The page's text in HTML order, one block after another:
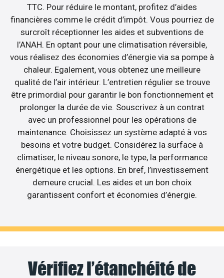
TTC. Pour réduire le montant, profitez d’aides
financières comme le crédit d’impôt. Vous pourriez de
surcroît réceptionner les aides et subventions de
l’ANAH. En optant pour une climatisation réversible,
vous réalisez des économies d’énergie via sa pompe à
chaleur. Egalement, vous obtenez une meilleure
qualité de l’air intérieur. L’entretien régulier se trouve
être primordial pour garantir le bon fonctionnement et
prolonger la durée de vie. Souscrivez à un contrat
avec un professionnel pour les opérations de
maintenance. Choisissez un système adapté à vos
besoins et votre budget. Considérez la surface à
climatiser, le niveau sonore, le type, la performance
énergétique et les options. En bref, l’investissement
demeure crucial. Les aides et un bon choix
garantissent confort et économies d’énergie.
Vérifiez l’étanchéité de